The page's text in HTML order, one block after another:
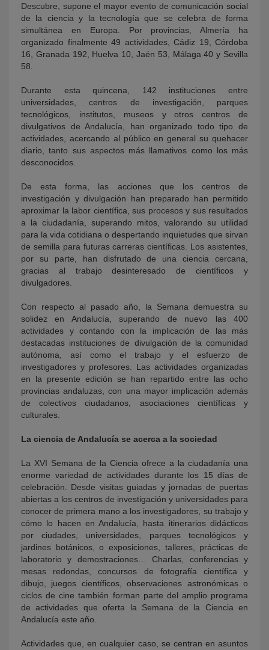
Descubre, supone el mayor evento de comunicación social
de la ciencia y la tecnología que se celebra de forma
simultánea en Europa. Por provincias, Almería ha
organizado finalmente 49 actividades, Cádiz 19, Córdoba
16, Granada 192, Huelva 10, Jaén 53, Málaga 40 y Sevilla
58.
Durante esta quincena, 142 instituciones entre
universidades, centros de investigación, parques
tecnológicos, institutos, museos y otros centros de
divulgativos de Andalucía, han organizado todo tipo de
actividades, acercando al público en general su quehacer
diario, tanto sus aspectos más llamativos como los más
desconocidos.
De esta forma, las acciones que los centros de
investigación y divulgación han preparado han permitido
aproximar la labor científica, sus procesos y sus resultados
a la ciudadanía, superando mitos, valorando su utilidad
para la vida cotidiana o despertando inquietudes que sirvan
de semilla para futuras carreras científicas. Los asistentes,
por su parte, han disfrutado de una ciencia cercana,
gracias al trabajo desinteresado de científicos y
divulgadores.
Con respecto al pasado año, la Semana demuestra su
solidez en Andalucía, superando de nuevo las 400
actividades y contando con la implicación de las más
destacadas instituciones de divulgación de la comunidad
autónoma, así como el trabajo y el esfuerzo de
investigadores y profesores. Las actividades organizadas
en la presente edición se han repartido entre las ocho
provincias andaluzas, con una mayor implicación además
de colectivos ciudadanos, asociaciones científicas y
culturales.
La ciencia de Andalucía se acerca a la sociedad
La XVI Semana de la Ciencia ofrece a la ciudadanía una
enorme variedad de actividades durante los 15 días de
celebración. Desde visitas guiadas y jornadas de puertas
abiertas a los centros de investigación y universidades para
conocer de primera mano a los investigadores, su trabajo y
cómo lo hacen en Andalucía, hasta itinerarios didácticos
por ciudades, universidades, parques tecnológicos y
jardines botánicos, o exposiciones, talleres, prácticas de
laboratorio y demostraciones… Charlas, conferencias y
mesas redondas, concursos de fotografía científica y
dibujo, juegos científicos, observaciones astronómicas o
ciclos de cine también forman parte del amplio programa
de actividades que oferta la Semana de la Ciencia en
Andalucía este año.
Actividades que, en cualquier caso, se centran en asuntos